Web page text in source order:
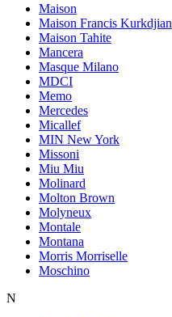
Maison
Maison Francis Kurkdjian
Maison Tahite
Mancera
Masque Milano
MDCI
Memo
Mercedes
Micallef
MIN New York
Missoni
Miu Miu
Molinard
Molton Brown
Molyneux
Montale
Montana
Morris Morriselle
Moschino
N